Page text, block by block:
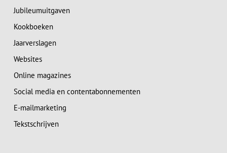
Jubileumuitgaven
Kookboeken
Jaarverslagen
Websites
Online magazines
Social media en contentabonnementen
E-mailmarketing
Tekstschrijven